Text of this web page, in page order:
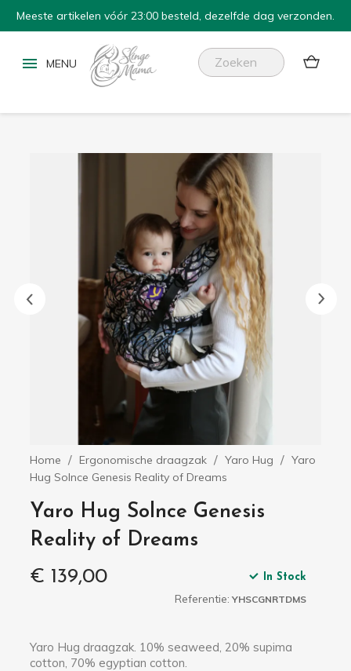
Meeste artikelen vóór 23:00 besteld, dezelfde dag verzonden.

Home Ergonomische draagzak Yaro Hug
Yaro
Hug Solnce Genesis Reality of Dreams
Yaro Hug Solnce Genesis
Reality of Dreams
€ 139,00
In Stock
Referentie: YHSCGNRTDMS
Yaro Hug draagzak. 10% seaweed, 20% supima
cotton, 70% egyptian cotton.